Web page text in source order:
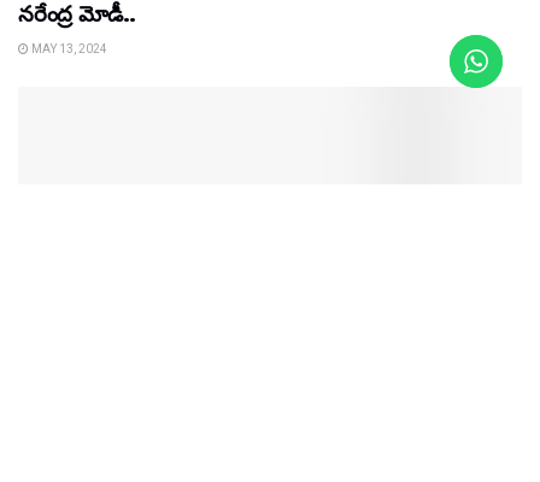
నరేంద్ర మోడీ..
MAY 13, 2024